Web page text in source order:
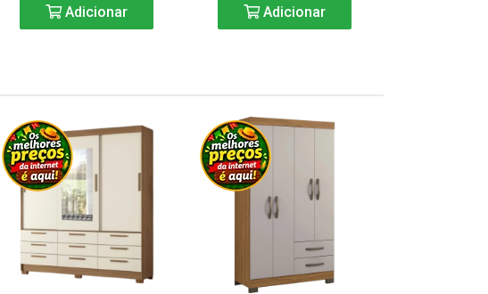
Adicionar Adicionar